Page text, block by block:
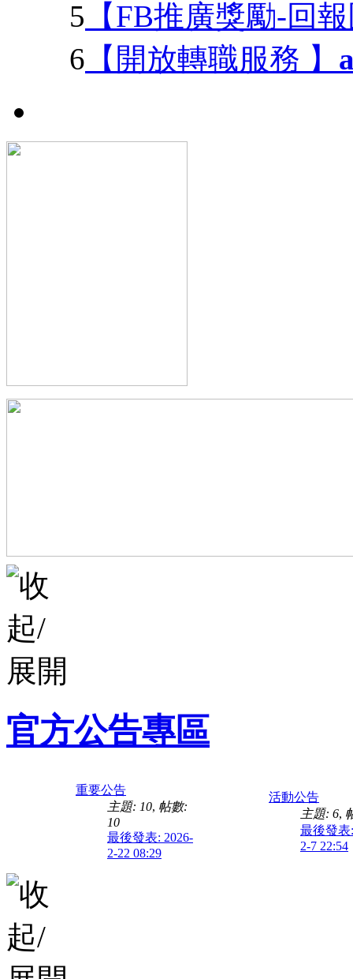
5 【FB推廣獎勵-回
6 【開放轉職服務 】
官方公告專區
重要公告
主題: 10, 帖數:
10
最後發表: 2026-
2-22 08:29
活動公告
主題: 6,
最後發表
2-7 22:54